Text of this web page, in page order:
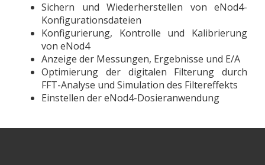
Sichern und Wiederherstellen von eNod4-
Konfigurationsdateien
Konfigurierung, Kontrolle und Kalibrierung
von eNod4
Anzeige der Messungen, Ergebnisse und E/A
Optimierung der digitalen Filterung durch
FFT-Analyse und Simulation des Filtereffekts
Einstellen der eNod4-Dosieranwendung